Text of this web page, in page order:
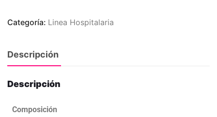
Categoría: Linea Hospitalaria
Descripción
Descripción
Composición